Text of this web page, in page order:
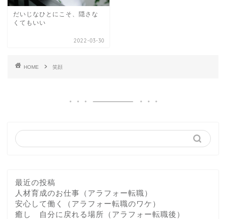
だいじなひとにこそ、隠さな
くてもいい
2022-03-30
HOME 笑顔
最近の投稿
人材育成のお仕事（アラフォー転職）
安心して働く（アラフォー転職のワケ）
癒し 自分に戻れる場所（アラフォー転職後）